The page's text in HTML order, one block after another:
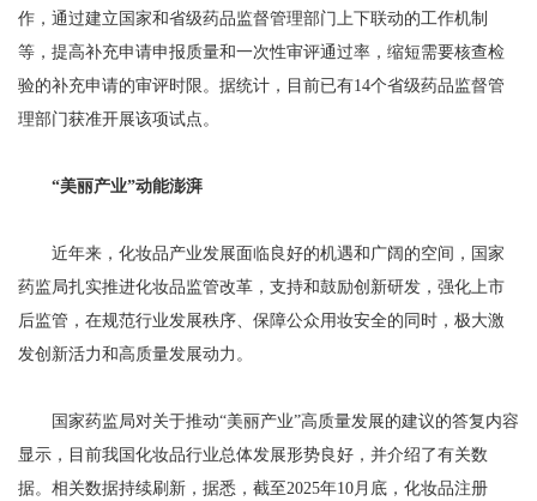
作，通过建立国家和省级药品监督管理部门上下联动的工作机制
等，提高补充申请申报质量和一次性审评通过率，缩短需要核查检
验的补充申请的审评时限。据统计，目前已有14个省级药品监督管
理部门获准开展该项试点。
“美丽产业”动能澎湃
近年来，化妆品产业发展面临良好的机遇和广阔的空间，国家
药监局扎实推进化妆品监管改革，支持和鼓励创新研发，强化上市
后监管，在规范行业发展秩序、保障公众用妆安全的同时，极大激
发创新活力和高质量发展动力。
国家药监局对关于推动“美丽产业”高质量发展的建议的答复内容
显示，目前我国化妆品行业总体发展形势良好，并介绍了有关数
据。相关数据持续刷新，据悉，截至2025年10月底，化妆品注册